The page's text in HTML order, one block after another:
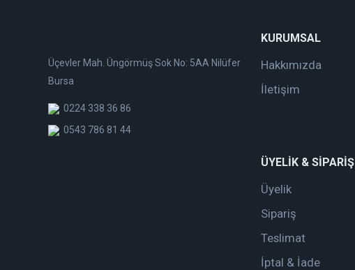
Üçevler Mah. Üngörmüş Sok No: 5AA Nilüfer
Bursa
0224 338 36 86
0543 786 81 44
KURUMSAL
Hakkımızda
İletişim
ÜYELİK & SİPARİŞ
Üyelik
Sipariş
Teslimat
İptal & İade